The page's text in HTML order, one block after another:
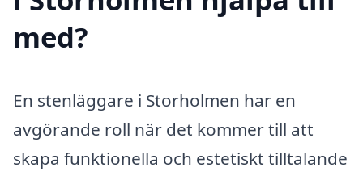
med?
En stenläggare i Storholmen har en
avgörande roll när det kommer till att
skapa funktionella och estetiskt tilltalande